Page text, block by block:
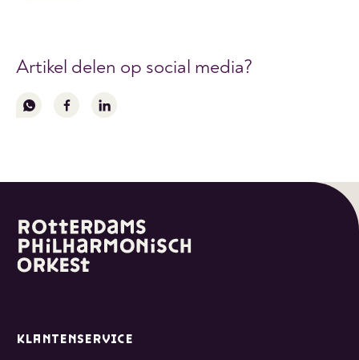
Artikel delen op social media?
Volg
Volg
Volg
KLANTENSERVICE